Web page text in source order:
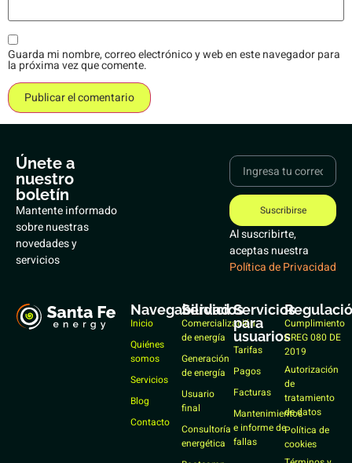
Guarda mi nombre, correo electrónico y web en este navegador para
la próxima vez que comente.
Únete a
nuestro
boletín
Mantente informado
sobre nuestras
novedades y
servicios
Suscribirse
Al suscribirte,
aceptas nuestra
Política de Privacidad
Navegabilidad
Inicio
Quiénes
somos
Servicios
Blog
Contacto
Servicios
Comercialización
de energía
Generación
de energía
Usuario
final
Consultoría
energética
Servicios
para
usuarios
Tarifas
Pagos
Facturas
Mantenimientos
e informe de
fallas
Cumplimiento
CREG 080 DE
2019
Autorización
de
tratamiento
de datos
Política de
cookies